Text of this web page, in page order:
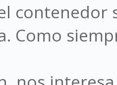
contenedor
Como